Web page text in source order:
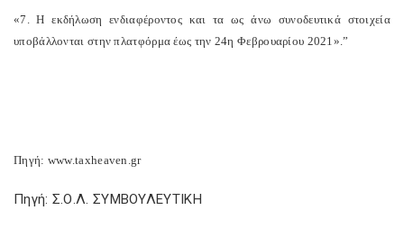
«7. Η εκδήλωση ενδιαφέροντος και τα ως άνω συνοδευτικά στοιχεία
υποβάλλονται στην πλατφόρμα έως την 24η Φεβρουαρίου 2021».”
Πηγή: www.taxheaven.gr
Πηγή: Σ.Ο.Λ. ΣΥΜΒΟΥΛΕΥΤΙΚΗ